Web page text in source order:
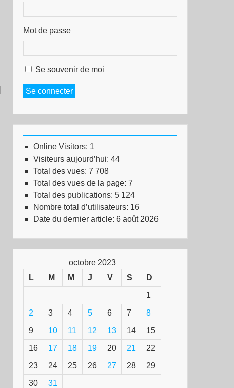
Mot de passe
Se souvenir de moi
Se connecter
Online Visitors: 1
Visiteurs aujourd’hui: 44
Total des vues: 7 708
Total des vues de la page: 7
Total des publications: 5 124
Nombre total d’utilisateurs: 16
Date du dernier article: 6 août 2026
octobre 2023
L
M M J V S D
1
2 3 4 5 6 7 8
9 10 11 12 13 14 15
16 17 18 19 20 21 22
23 24 25 26 27 28 29
30 31